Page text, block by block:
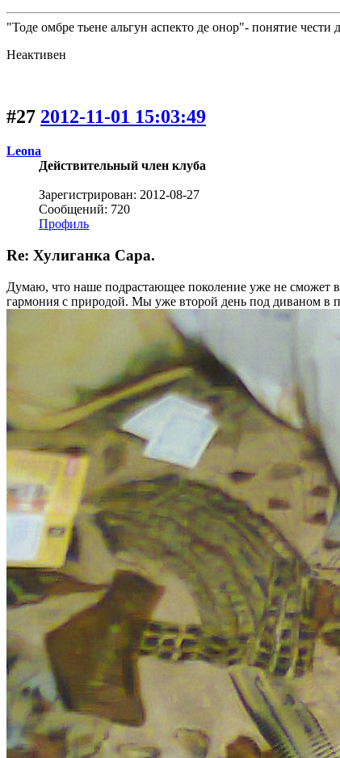
"Тоде омбре тьене альгун аспекто де онор"-
Неактивен
#27 2012-11-01 15:03:49
Leona
Действительный член клуба
Зарегистрирован: 2012-08-27
Сообщений: 720
Профиль
Re: Хулиганка Сара.
Думаю, что наше подрастающее поколение уже не сможет
гармония с природой. Мы уже второй день под диваном в